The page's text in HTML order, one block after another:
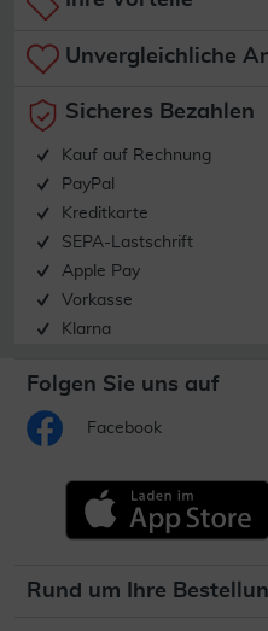
Unvergleichliche
Sicheres Bezahlen
Kauf auf Rechnung
PayPal
Kreditkarte
SEPA-Lastschrift
Apple Pay
Vorkasse
Klarna
Folgen Sie uns auf
Facebook
Rund um Ihre